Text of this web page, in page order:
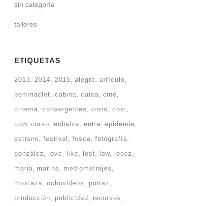
sin categoría
talleres
ETIQUETAS
2013 2014 2015 alegre
artículo
benimaclet
cabina caixa
cine
cinema
convergentes corto
cost
cow curso enbabia entra
epidemia
estreno
festival fosca
fotografía
gonzález
jove like lost low
lópez
maria
marina
mediometrajes
mostaza
ochovideos
portaz
producción
publicidad recursos